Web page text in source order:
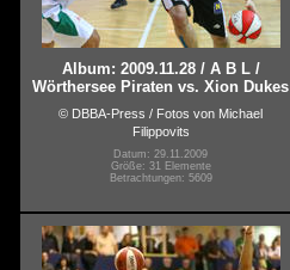
Album: 2009.11.28 / A B L /
Wörthersee Piraten vs. Xion Dukes
© DBBA-Press / Fotos von Michael
Filippovits
Datum: 29.11.2009
Größe: 31 Elemente
Betrachtungen: 5609